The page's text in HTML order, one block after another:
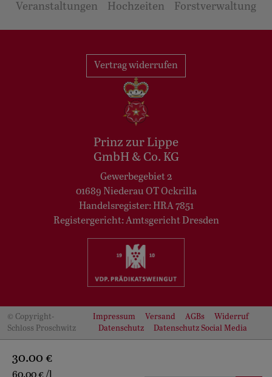
30.00 €
60.00 € /l
Veranstaltungen
Hochzeiten Forstverwaltung
Vertrag widerrufen
Prinz zur Lippe
GmbH & Co. KG
Gewerbegebiet 2
01689 Niederau OT Ockrilla
Handelsregister: HRA 7851
Registergericht: Amtsgericht Dresden
© Copyright-
Schloss Proschwitz
Impressum Versand AGBs
Widerruf
Datenschutz
Datenschutz Social Media